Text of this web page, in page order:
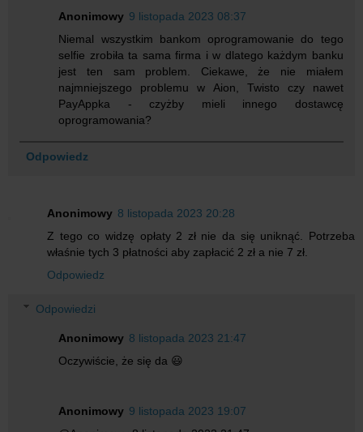
Anonimowy 9 listopada 2023 08:37
Niemal wszystkim bankom oprogramowanie do tego
selfie zrobiła ta sama firma i w dlatego każdym banku
jest ten sam problem. Ciekawe, że nie miałem
najmniejszego problemu w Aion, Twisto czy nawet
PayAppka - czyżby mieli innego dostawcę
oprogramowania?
Odpowiedz
Anonimowy 8 listopada 2023 20:28
Z tego co widzę opłaty 2 zł nie da się uniknąć. Potrzeba
właśnie tych 3 płatności aby zapłacić 2 zł a nie 7 zł.
Odpowiedz
Odpowiedzi
Anonimowy 8 listopada 2023 21:47
Oczywiście, że się da 😃
Anonimowy 9 listopada 2023 19:07